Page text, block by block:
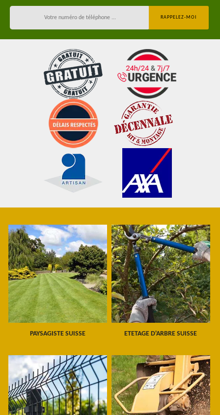
PAYSAGISTE SUISSE ETETAGE D'ARBRE SUISSE